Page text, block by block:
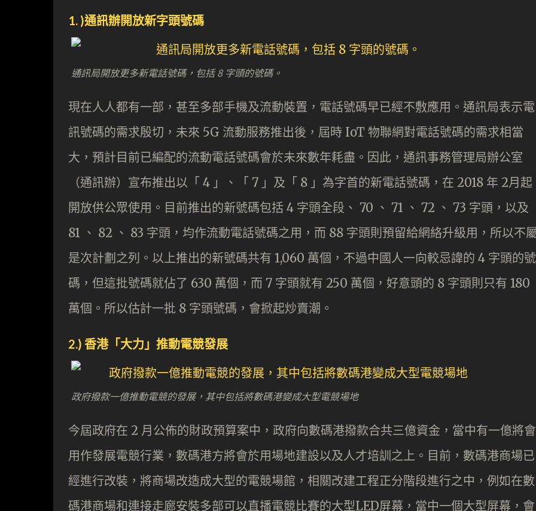
1. )通訊辦開放新字頭號碼
通訊局開放更多新電話號碼，包括 8 字頭的號碼。
現在人人都有一部，甚至多部手機及流動裝置，電話號碼早已經不敷應用。通訊局表示電
訊號碼的需求殷切，未來 5G 流動服務推出後，屆時 IoT 物聯網對電話號碼的需求相當
大，預計目前已編配的流動電話號碼會於未來數年耗盡。因此，通訊事務管理局辦公室
（通訊辦）宣布推出以「 4 」、「 7 」及「 8 」為字首的新電話號碼，在 2018 年 2月起
開放供公眾使用。目前推出的新號碼包括 4 字頭全段、 70 、 71 、 72 、 73 字頭，以及
81 、 82 、 83 字頭，均作流動電話號碼之用，而 88 字頭則預留給網絡升級用，所以不
是次計劃之列。以上推出的新號碼共有 1,060 萬個，不過中國人一向較忌諱的 4 字頭的號
碼，但這批號碼就佔了 630 萬個，而 7 字頭就有 250 萬個，好意頭的 8 字頭則只有 180
萬個。所以估計一批 8 字頭號碼，會掀起炒賣潮。
2.) 香港「大力」推動電競發展
政府撥款一億推動電競的發展，其中包括將數碼港變成大型電競場地
今屆政府在 2 月公佈的財政預算案中，政府向數碼港撥款合共三億資金，當中有一億將會
用作發展電競行業，數碼港方將會於用場地建設以及人才培訓之上。目前，數碼港商場已
經進行改裝，將商場改造成大型的電競場館，相關改建工程正分階段進行之中，例如在數
碼港商場和連接走廊安裝多部可以直播電競比賽的大型LED屏幕，當中一個大型屏幕，會